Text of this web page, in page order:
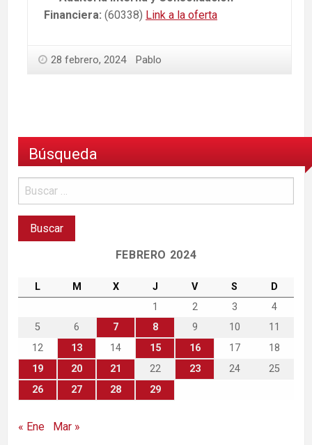
Financiera: (60338) Link a la oferta
28 febrero, 2024 Pablo
Búsqueda
FEBRERO 2024
L M X J V S
D
1
2 3
4
5
6 7 8 9 10
11
12
13 14 15 16 17
18
19
20 21 22 23 24
25
26
27 28 29
« Ene Mar »